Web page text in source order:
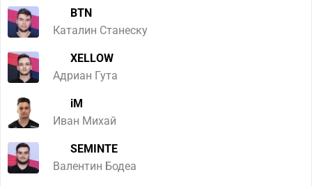
BTN
Каталин Станеску
XELLOW
Адриан Гута
iM
Иван Михай
SEMINTE
Валентин Бодеа